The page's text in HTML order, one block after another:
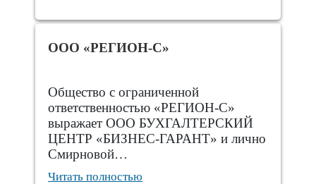
ООО «РЕГИОН-С»
Общество с ограниченной
ответственностью «РЕГИОН-С»
выражает ООО БУХГАЛТЕРСКИЙ
ЦЕНТР «БИЗНЕС-ГАРАНТ» и лично
Смирновой…
Читать полностью